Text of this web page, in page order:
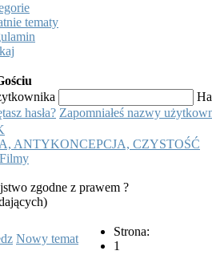
tematy
hasła? Zapomniałeś nazwy
ANTYKONCEPCJA, CZYSTOŚĆ
zgodne z prawem ?
Nowy temat
Strona:
1